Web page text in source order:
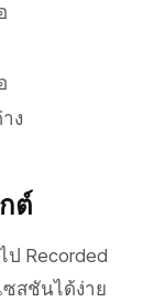
ง
ต์
Recorded
ซสชันได้ง่าย